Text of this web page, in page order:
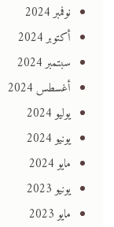
نوفمبر 2024
أكتوبر 2024
سبتمبر 2024
أغسطس 2024
يوليو 2024
يونيو 2024
مايو 2024
يونيو 2023
مايو 2023